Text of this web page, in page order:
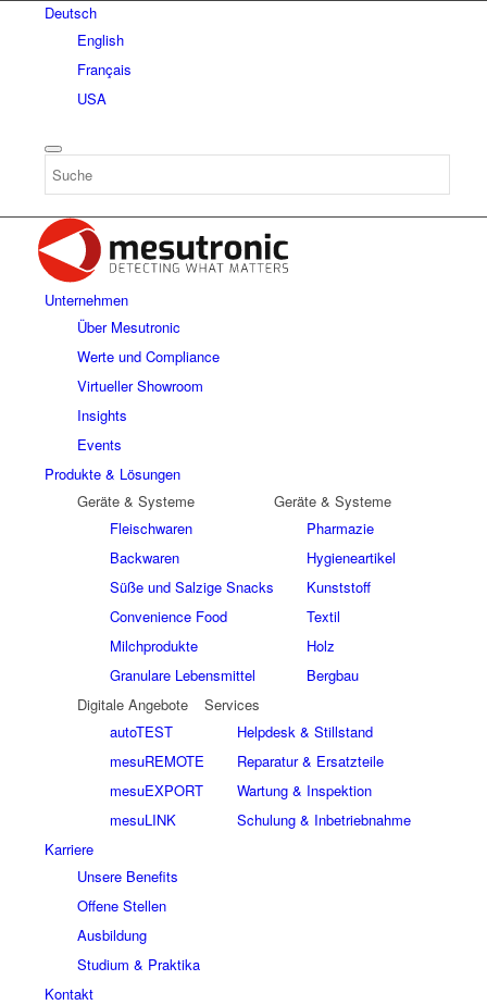
Deutsch
English
Français
USA
Unternehmen
Über Mesutronic
Werte und Compliance
Virtueller Showroom
Insights
Events
Produkte & Lösungen
Geräte & Systeme
Fleischwaren
Backwaren
Süße und Salzige Snacks
Convenience Food
Milchprodukte
Granulare Lebensmittel
Geräte & Systeme
Pharmazie
Hygieneartikel
Kunststoff
Textil
Holz
Bergbau
Digitale Angebote
autoTEST
mesuREMOTE
mesuEXPORT
mesuLINK
Services
Helpdesk & Stillstand
Reparatur & Ersatzteile
Wartung & Inspektion
Schulung & Inbetriebnahme
Karriere
Unsere Benefits
Offene Stellen
Ausbildung
Studium & Praktika
Kontakt